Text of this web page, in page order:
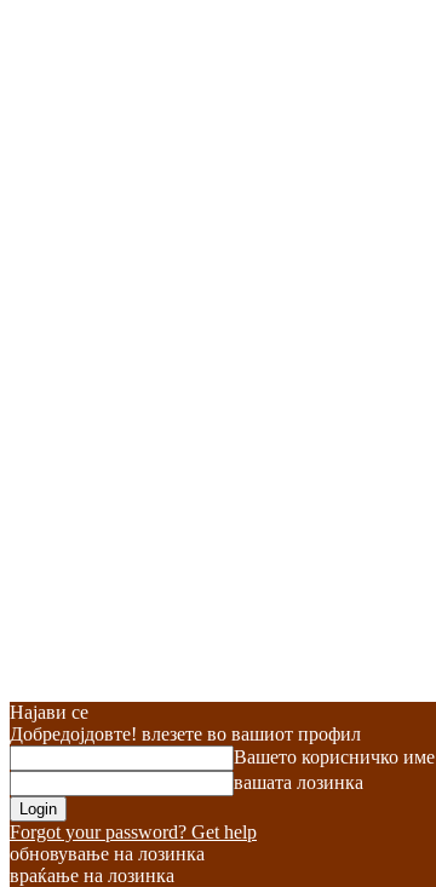
Најави се
Добредојдовте! влезете во вашиот профил
Вашето корисничко име
вашата лозинка
Forgot your password? Get help
обновување на лозинка
враќање на лозинка